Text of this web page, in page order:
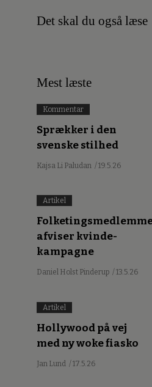
Det skal du også læse
Mest læste
Kommentar
Sprækker i den
svenske stilhed
Kajsa Li Paludan / 19.5.26
Artikel
afviser kvinde-
kampagne
Daniel Holst Pinderup / 13.5.26
Artikel
Hollywood på vej
med ny woke fiasko
Jan Lund / 17.5.26